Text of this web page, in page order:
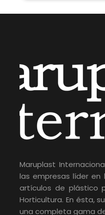
Maruplast
las empresas líder en
artículos de plástico
Horticultura. En ésta,
una completa gama